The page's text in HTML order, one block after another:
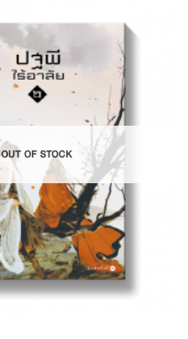
Wishlist
OUT OF STOCK